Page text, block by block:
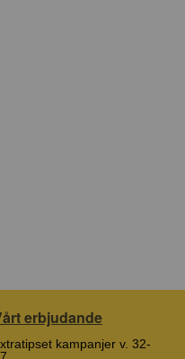
erbjudande
kampanjer v. 32-